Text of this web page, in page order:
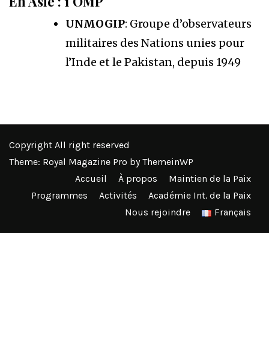
UNMOGIP: Groupe d’observateurs
militaires des Nations unies pour
l’Inde et le Pakistan, depuis 1949
Copyright All right reserved
Theme: Royal Magazine Pro byThemeinWP
Accueil
À propos
Maintien de la Paix
Programmes
Activités
Académie Int. de la Paix
Nous rejoindre
Français